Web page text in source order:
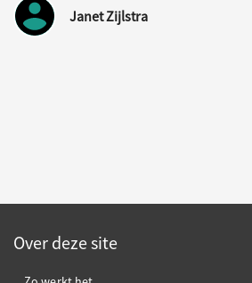
Janet Zijlstra
Over deze site